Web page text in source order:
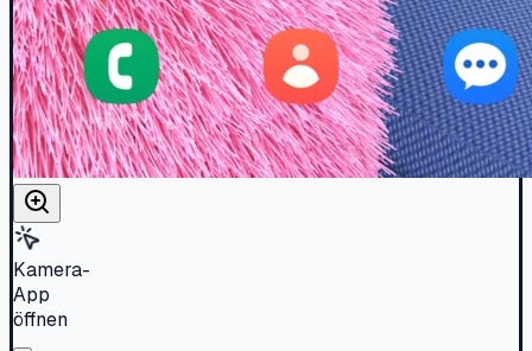
1
Kamera-App öffnen
Öffne die Kamera -App
Zurück 1/4 Weiter
Scrollen oder Buttons nutzen für den nächsten Schritt
Live-Simulator
Android 13 · One UI 5